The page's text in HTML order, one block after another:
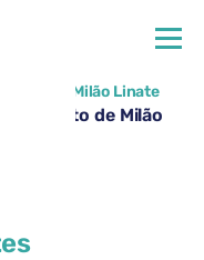
de Milão Linate
Aeroporto de Milão